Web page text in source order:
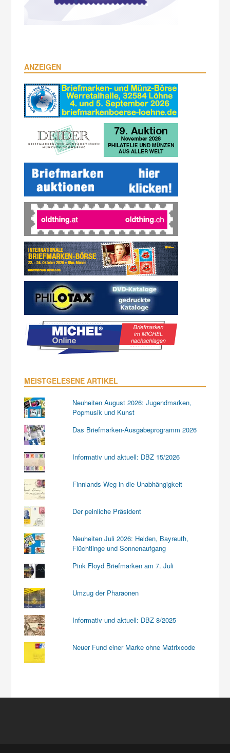
ANZEIGEN
MEISTGELESENE ARTIKEL
Neuheiten August 2026: Jugendmarken,
Popmusik und Kunst
Das Briefmarken-Ausgabeprogramm 2026
Informativ und aktuell: DBZ 15/2026
Finnlands Weg in die Unabhängigkeit
Der peinliche Präsident
Neuheiten Juli 2026: Helden, Bayreuth,
Flüchtlinge und Sonnenaufgang
Pink Floyd Briefmarken am 7. Juli
Umzug der Pharaonen
Informativ und aktuell: DBZ 8/2025
Neuer Fund einer Marke ohne Matrixcode